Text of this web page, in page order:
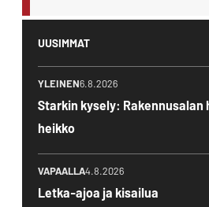
UUSIMMAT
YLEINEN6.8.2026
Starkin kysely:
heikko
VAPAALLA4.8.2026
Letka-ajoa ja kisailua